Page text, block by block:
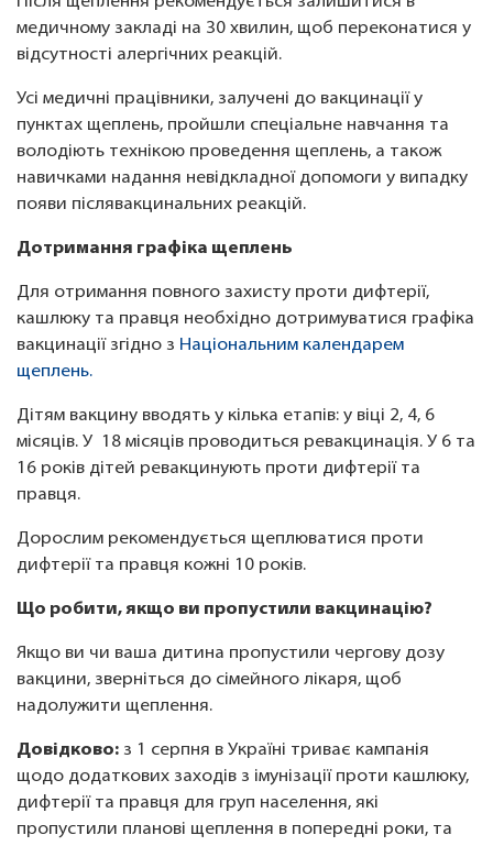
медичному закладі на 30 хвилин, щоб переконатися у
відсутності алергічних реакцій.
Усі медичні працівники, залучені до вакцинації у
пунктах щеплень, пройшли спеціальне навчання та
володіють технікою проведення щеплень, а також
навичками надання невідкладної допомоги у випадку
появи післявакцинальних реакцій.
Дотримання графіка щеплень
Для отримання повного захисту проти дифтерії,
кашлюку та правця необхідно дотримуватися графіка
вакцинації згідно з Національним календарем
щеплень.
Дітям вакцину вводять у кілька етапів: у віці 2, 4, 6
місяців. У 18 місяців проводиться ревакцинація. У 6 та
16 років дітей ревакцинують проти дифтерії та
правця.
Дорослим рекомендується щеплюватися проти
дифтерії та правця кожні 10 років.
Що робити, якщо ви пропустили вакцинацію?
Якщо ви чи ваша дитина пропустили чергову дозу
вакцини, зверніться до сімейного лікаря, щоб
надолужити щеплення.
Довідково: з 1 серпня в Україні триває кампанія
щодо додаткових заходів з імунізації проти кашлюку,
дифтерії та правця для груп населення, які
пропустили планові щеплення в попередні роки, та